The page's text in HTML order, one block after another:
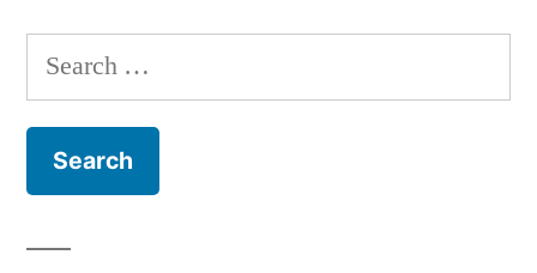
Search
for: